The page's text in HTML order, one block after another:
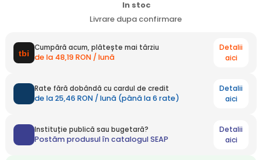
In stoc
Livrare dupa confirmare
Cumpără acum, plătește mai târziu
de la 48,19 RON / lună
Detalii
aici
Rate fără dobândă cu cardul de credit
de la 25,46 RON / lună (până la 6 rate)
Detalii
aici
Instituție publică sau bugetară?
Postăm produsul în catalogul SEAP
Detalii
aici